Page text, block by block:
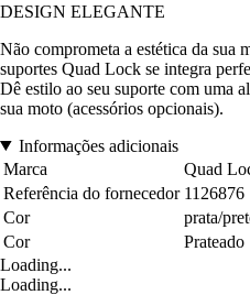
DESIGN ELEGANTE
Não comprometa a estética da sua
suportes Quad Lock se integra
Dê estilo ao seu suporte com uma
sua moto (acessórios opcionais).
Informações adicionais
Marca
Quad
Referência do fornecedor 1126876
Cor
prata/
Cor
Prateado
Loading...
Loading...